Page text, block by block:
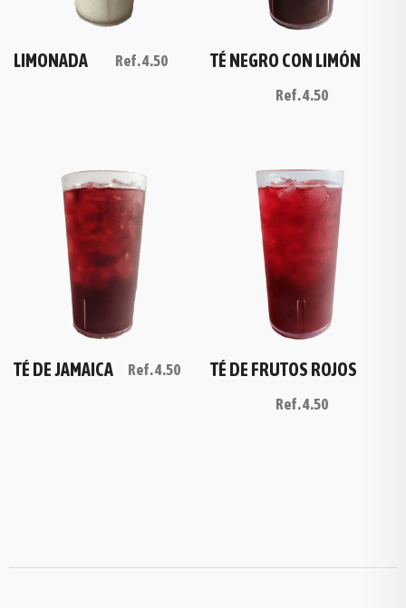
LIMONADA Ref.4.50 TÉ NEGRO CON LIMÓN
Ref.4.50
TÉ DE JAMAICA Ref.4.50 TÉ DE FRUTOS ROJOS
Ref.4.50